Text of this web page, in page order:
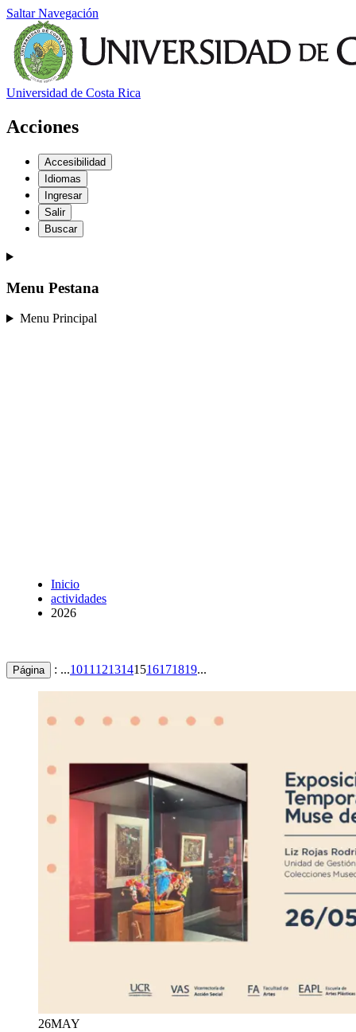
Saltar Navegación
Universidad de Costa Rica
Acciones
Accesibilidad
Idiomas
Ingresar
Salir
Buscar
Menu Pestana
Menu Principal
Inicio
actividades
2026
Página : ...1011 1213141516171819...
26MAY